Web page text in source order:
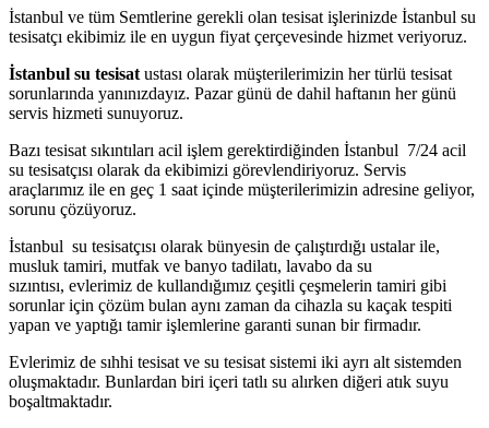
İstanbul ve tüm Semtlerine gerekli olan tesisat işlerinizde İstanbul su
tesisatçı ekibimiz ile en uygun fiyat çerçevesinde hizmet veriyoruz.
İstanbul su tesisat ustası olarak müşterilerimizin her türlü tesisat
sorunlarında yanınızdayız. Pazar günü de dahil haftanın her günü
servis hizmeti sunuyoruz.
Bazı tesisat sıkıntıları acil işlem gerektirdiğinden İstanbul 7/24 acil
su tesisatçısı olarak da ekibimizi görevlendiriyoruz. Servis
araçlarımız ile en geç 1 saat içinde müşterilerimizin adresine geliyor,
sorunu çözüyoruz.
İstanbul su tesisatçısı olarak bünyesin de çalıştırdığı ustalar ile,
musluk tamiri, mutfak ve banyo tadilatı, lavabo da su
sızıntısı, evlerimiz de kullandığımız çeşitli çeşmelerin tamiri gibi
sorunlar için çözüm bulan aynı zaman da cihazla su kaçak tespiti
yapan ve yaptığı tamir işlemlerine garanti sunan bir firmadır.
Evlerimiz de sıhhi tesisat ve su tesisat sistemi iki ayrı alt sistemden
oluşmaktadır. Bunlardan biri içeri tatlı su alırken diğeri atık suyu
boşaltmaktadır.